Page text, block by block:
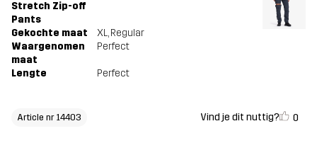
Stretch Zip-off
Pants
Gekochte maat XL, Regular
Waargenomen
maat
Perfect
Lengte Perfect
Article nr 14403 Vind je dit nuttig? 0